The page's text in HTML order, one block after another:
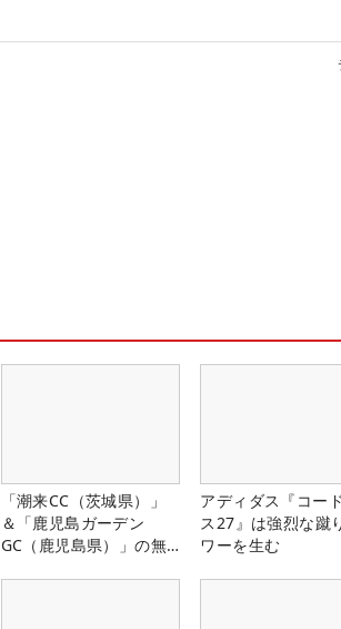
「潮来CC（茨城県）」
＆「鹿児島ガーデン
GC（鹿児島県）」の無
アディダス『コー
ス27』は強烈な蹴
ワーを生む